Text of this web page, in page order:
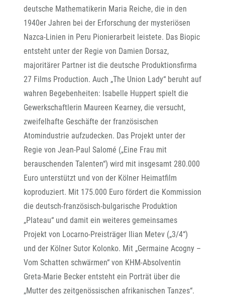
deutsche Mathematikerin Maria Reiche, die in den
1940er Jahren bei der Erforschung der mysteriösen
Nazca-Linien in Peru Pionierarbeit leistete. Das Biopic
entsteht unter der Regie von Damien Dorsaz,
majoritärer Partner ist die deutsche Produktionsfirma
27 Films Production. Auch „The Union Lady“ beruht auf
wahren Begebenheiten: Isabelle Huppert spielt die
Gewerkschaftlerin Maureen Kearney, die versucht,
zweifelhafte Geschäfte der französischen
Atomindustrie aufzudecken. Das Projekt unter der
Regie von Jean-Paul Salomé („Eine Frau mit
berauschenden Talenten“) wird mit insgesamt 280.000
Euro unterstützt und von der Kölner Heimatfilm
koproduziert. Mit 175.000 Euro fördert die Kommission
die deutsch-französisch-bulgarische Produktion
„Plateau“ und damit ein weiteres gemeinsames
Projekt von Locarno-Preisträger Ilian Metev („3/4“)
und der Kölner Sutor Kolonko. Mit „Germaine Acogny –
Vom Schatten schwärmen“ von KHM-Absolventin
Greta-Marie Becker entsteht ein Porträt über die
„Mutter des zeitgenössischen afrikanischen Tanzes“.